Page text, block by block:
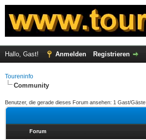
Hallo, Gast! Anmelden Registrieren
Toureninfo
Community
Benutzer, die gerade dieses Forum ansehen: 1 Gast/Gäste
Forum